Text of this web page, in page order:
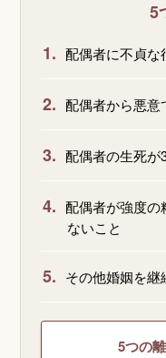
5
1. 配偶者に不貞な
2. 配偶者から悪意
3. 配偶者の生死が
4. 配偶者が強度
ないこと
5. その他婚姻を継
5つの